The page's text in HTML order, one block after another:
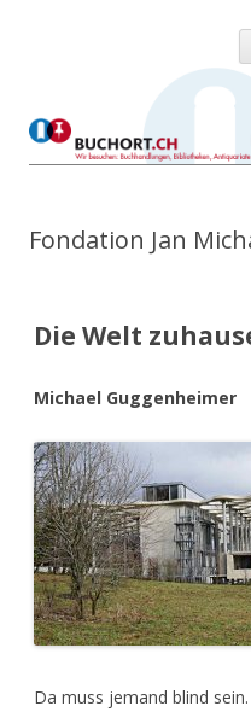
Wir besuchen:
Fondation Jan
Die Welt
Michael Guggenheimer
Da muss jemand blind